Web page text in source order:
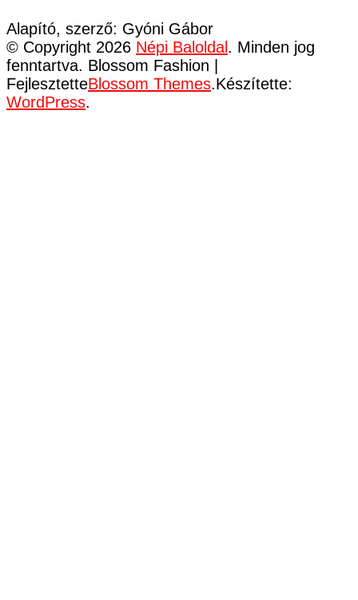
Alapító, szerző: Gyóni Gábor
© Copyright 2026 Népi Baloldal . Minden jog
fenntartva. Blossom Fashion |
FejlesztetteBlossom Themes.Készítette:
WordPress.